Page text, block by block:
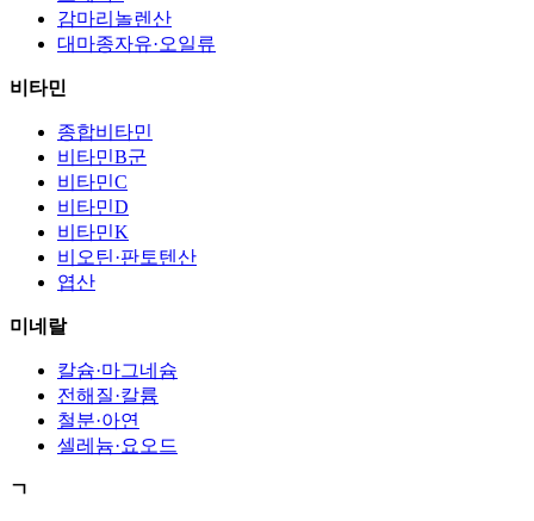
감마리놀렌산
대마종자유·오일류
비타민
종합비타민
비타민B군
비타민C
비타민D
비타민K
비오틴·판토텐산
엽산
미네랄
칼슘·마그네슘
전해질·칼륨
철분·아연
셀레늄·요오드
ㄱ